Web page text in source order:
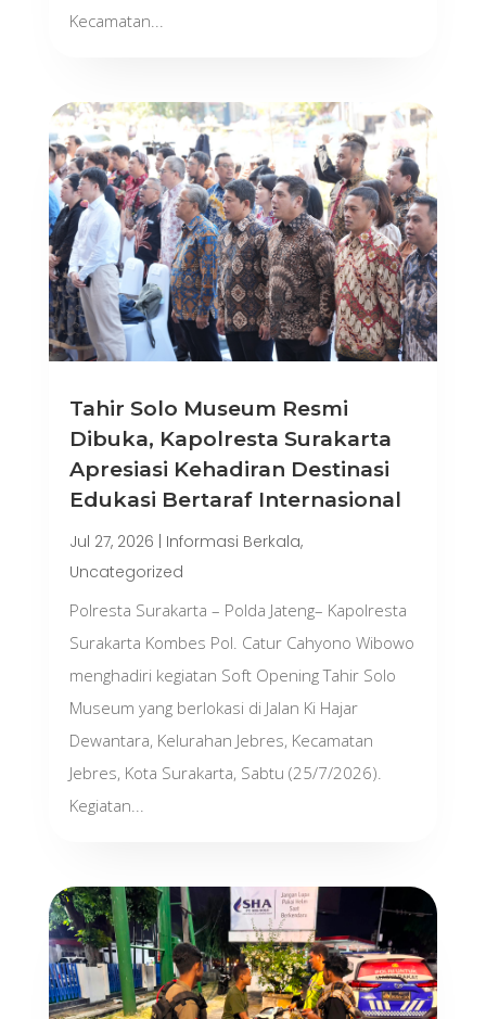
Kecamatan...
Tahir Solo Museum Resmi
Dibuka, Kapolresta Surakarta
Apresiasi Kehadiran Destinasi
Edukasi Bertaraf Internasional
Jul 27, 2026 Informasi Berkala,
Uncategorized
Polresta Surakarta – Polda Jateng– Kapolresta
Surakarta Kombes Pol. Catur Cahyono Wibowo
menghadiri kegiatan Soft Opening Tahir Solo
Museum yang berlokasi di Jalan Ki Hajar
Dewantara, Kelurahan Jebres, Kecamatan
Jebres, Kota Surakarta, Sabtu (25/7/2026).
Kegiatan...